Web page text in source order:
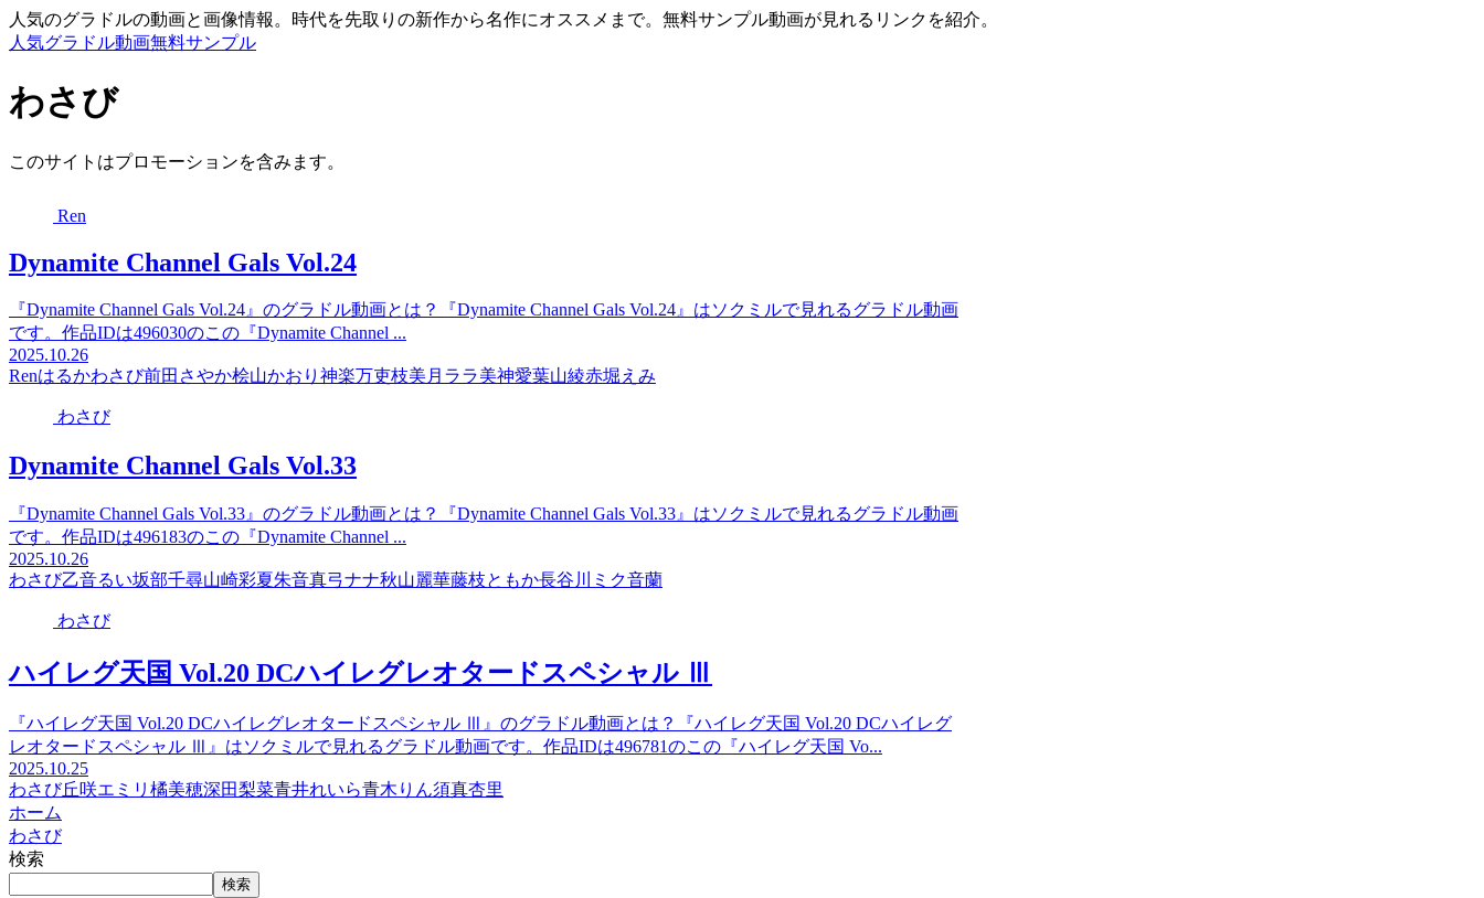
人気のグラドルの動画と画像情報。時代を先取りの新作から名作にオススメまで。無料サンプル動画が見れるリンクを紹介。
人気グラドル動画無料サンプル
わさび
このサイトはプロモーションを含みます。
Ren
Dynamite Channel Gals Vol.24
『Dynamite Channel Gals Vol.24』のグラドル動画とは？『Dynamite Channel Gals Vol.24』はソクミルで見れるグラドル動画
です。作品IDは496030のこの『Dynamite Channel ...
2025.10.26
Renはるかわさび前田さやか桧山かおり 神楽万吏枝美月ララ美神愛葉山綾赤堀えみ
わさび
Dynamite Channel Gals Vol.33
『Dynamite Channel Gals Vol.33』のグラドル動画とは？『Dynamite Channel Gals Vol.33』はソクミルで見れるグラドル動画
です。作品IDは496183のこの『Dynamite Channel ...
2025.10.26
わさび乙音るい坂部千尋山崎彩夏朱音真弓ナナ秋山麗華藤枝ともか長谷川ミク音蘭
わさび
ハイレグ天国 Vol.20 DCハイレグレオタードスペシャル Ⅲ
『ハイレグ天国 Vol.20 DCハイレグレオタードスペシャル Ⅲ』のグラドル動画とは？『ハイレグ天国 Vol.20 DCハイレグ
レオタードスペシャル Ⅲ』はソクミルで見れるグラドル動画です。作品IDは496781のこの『ハイレグ天国 Vo...
2025.10.25
わさび丘咲エミリ 橘美穂深田梨菜青井れいら青木りん須真杏里
ホーム
わさび
検索
検索